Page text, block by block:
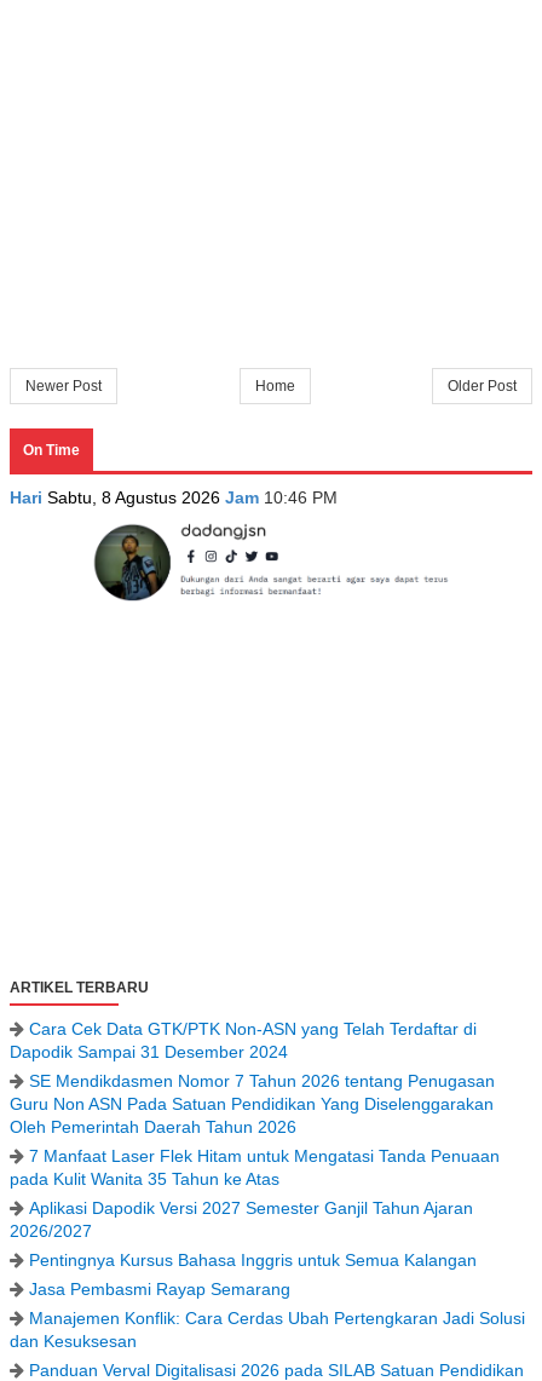
Newer Post Older Post
Home
On Time
Hari Sabtu, 8 Agustus 2026 Jam 10:46 PM
ARTIKEL TERBARU
Cara Cek Data GTK/PTK Non-ASN yang Telah Terdaftar di
Dapodik Sampai 31 Desember 2024
SE Mendikdasmen Nomor 7 Tahun 2026 tentang Penugasan
Guru Non ASN Pada Satuan Pendidikan Yang Diselenggarakan
Oleh Pemerintah Daerah Tahun 2026
7 Manfaat Laser Flek Hitam untuk Mengatasi Tanda Penuaan
pada Kulit Wanita 35 Tahun ke Atas
Aplikasi Dapodik Versi 2027 Semester Ganjil Tahun Ajaran
2026/2027
Pentingnya Kursus Bahasa Inggris untuk Semua Kalangan
Jasa Pembasmi Rayap Semarang
Manajemen Konflik: Cara Cerdas Ubah Pertengkaran Jadi Solusi
dan Kesuksesan
Panduan Verval Digitalisasi 2026 pada SILAB Satuan Pendidikan